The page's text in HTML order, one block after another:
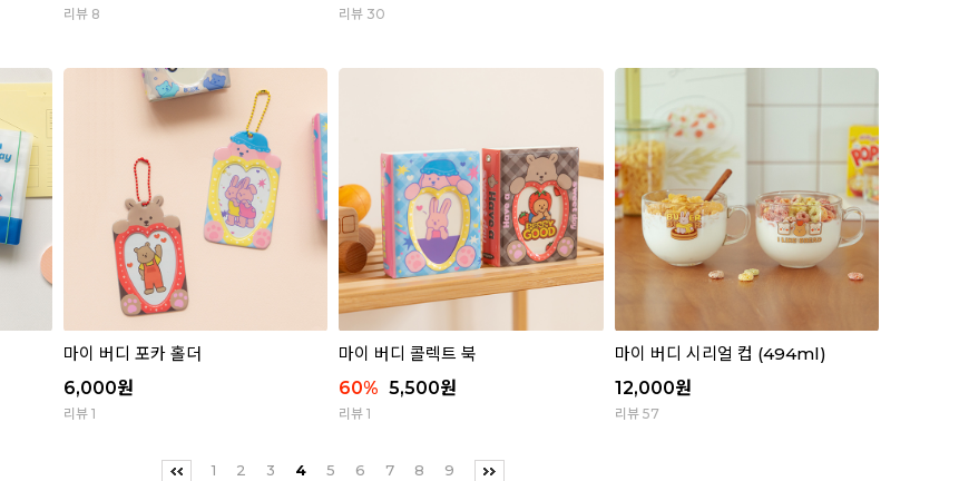
리뷰 8 리뷰 30
마이 버디 포카 홀더
6,000원
리뷰 1
마이 버디 콜렉트 북
60% 5,500원
리뷰 1
마이 버디 시리얼 컵 (494ml)
12,000원
리뷰 57
1 2 3 4 5 6 7 8 9